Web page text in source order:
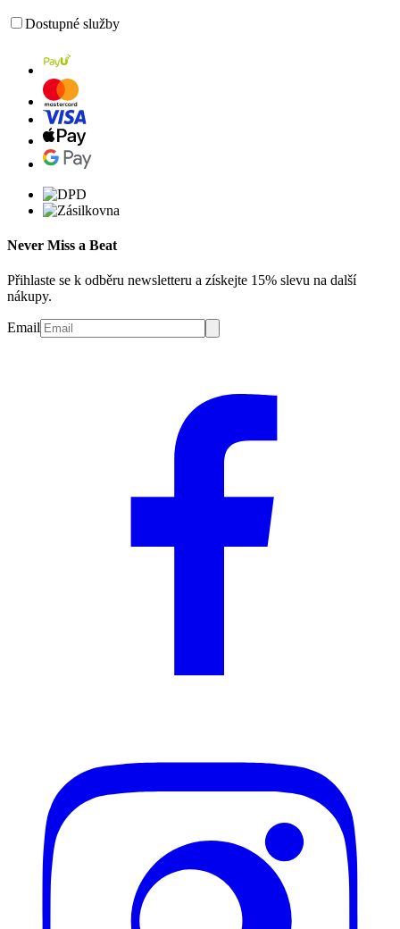
Dostupné služby
Never Miss a Beat
Přihlaste se k odběru newsletteru a získejte 15% slevu na další
nákupy.
Email